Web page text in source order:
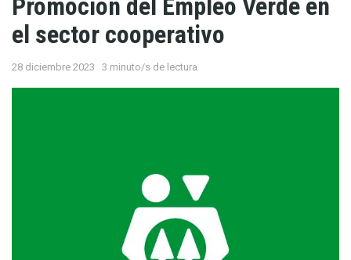
Promoción del Empleo Verde en
el sector cooperativo
28 diciembre 2023 3 minuto/s de lectura